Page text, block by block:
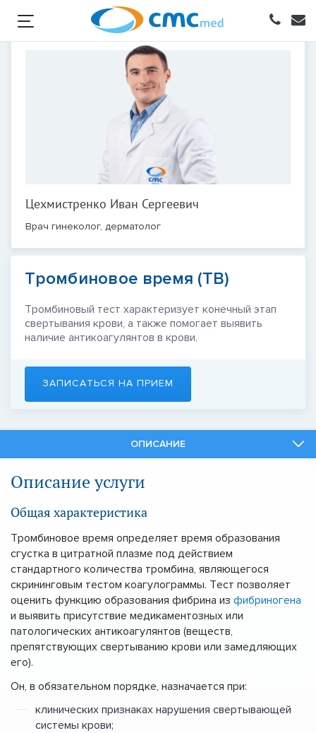
Цехмистренко Иван Сергеевич
Врач гинеколог, дерматолог
Тромбиновое время (ТВ)
Тромбиновый тест характеризует конечный этап
свертывания крови, а также помогает выявить
наличие антикоагулянтов в крови.
ЗАПИСАТЬСЯ НА ПРИЕМ
ОПИСАНИЕ
Описание услуги
Общая характеристика
Тромбиновое время определяет время образования
сгустка в цитратной плазме под действием
стандартного количества тромбина, являющегося
скрининговым тестом коагулограммы. Тест позволяет
оценить функцию образования фибрина из фибриногена
и выявить присутствие медикаментозных или
патологических антикоагулянтов (веществ,
препятствующих свертыванию крови или замедляющих
его).
Он, в обязательном порядке, назначается при:
клинических признаках нарушения свертывающей
системы крови;